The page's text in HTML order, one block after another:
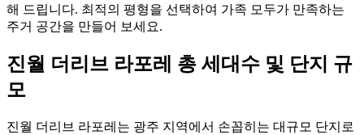
해 드립니다. 최적의 평형을 선택하여 가족 모두가 만족하는
주거 공간을 만들어 보세요.
진월 더리브 라포레 총 세대수 및 단지 규
모
진월 더리브 라포레는 광주 지역에서 손꼽히는 대규모 단지로